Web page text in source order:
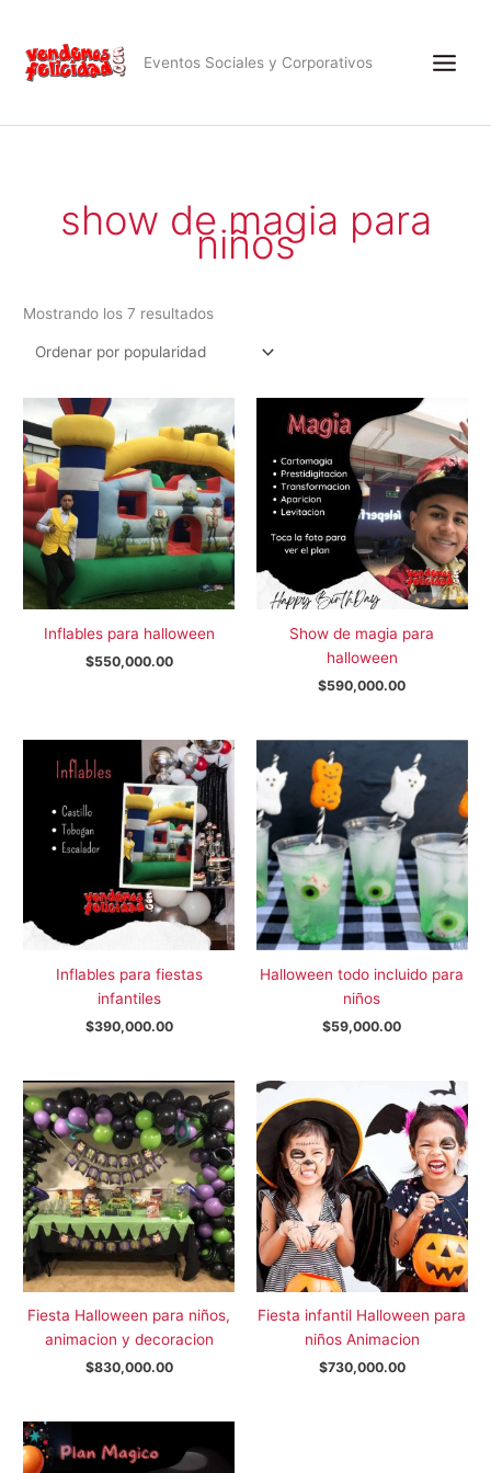
contenido
Eventos Sociales y Corporativos
show de magia para
niños
Mostrando los 7 resultados
Ordenado
Inflables para halloween
$550,000.00
Show de magia para
halloween
$590,000.00
Inflables para fiestas
infantiles
$390,000.00
Halloween todo incluido para
niños
$59,000.00
Fiesta Halloween para niños,
animacion y decoracion
$830,000.00
Fiesta infantil Halloween para
niños Animacion
$730,000.00